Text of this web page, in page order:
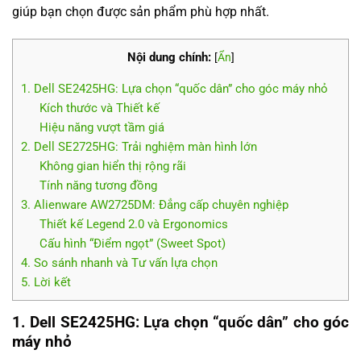
giúp bạn chọn được sản phẩm phù hợp nhất.
Nội dung chính: [Ẩn]
1. Dell SE2425HG: Lựa chọn “quốc dân” cho góc máy nhỏ
Kích thước và Thiết kế
Hiệu năng vượt tầm giá
2. Dell SE2725HG: Trải nghiệm màn hình lớn
Không gian hiển thị rộng rãi
Tính năng tương đồng
3. Alienware AW2725DM: Đẳng cấp chuyên nghiệp
Thiết kế Legend 2.0 và Ergonomics
Cấu hình “Điểm ngọt” (Sweet Spot)
4. So sánh nhanh và Tư vấn lựa chọn
5. Lời kết
1. Dell SE2425HG: Lựa chọn “quốc dân” cho góc
máy nhỏ